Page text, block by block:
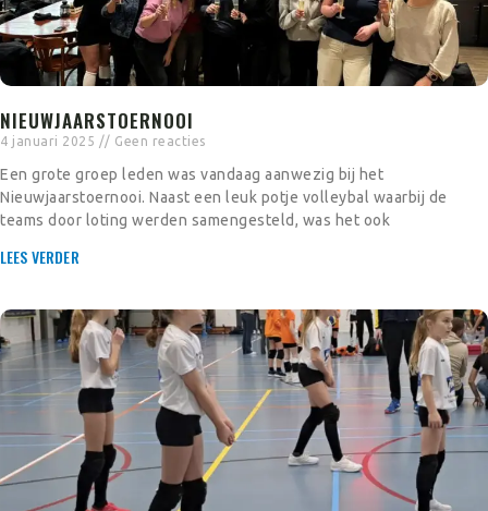
NIEUWJAARSTOERNOOI
4 januari 2025 Geen reacties
Een grote groep leden was vandaag aanwezig bij het
Nieuwjaarstoernooi. Naast een leuk potje volleybal waarbij de
teams door loting werden samengesteld, was het ook
LEES VERDER